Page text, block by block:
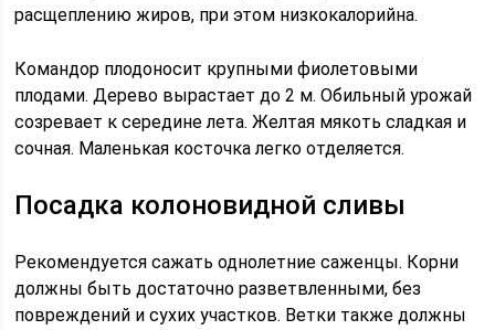
расщеплению жиров, при этом низкокалорийна.
Командор плодоносит крупными фиолетовыми
плодами. Дерево вырастает до 2 м. Обильный урожай
созревает к середине лета. Желтая мякоть сладкая и
сочная. Маленькая косточка легко отделяется.
Посадка колоновидной сливы
Рекомендуется сажать однолетние саженцы. Корни
должны быть достаточно разветвленными, без
повреждений и сухих участков. Ветки также должны